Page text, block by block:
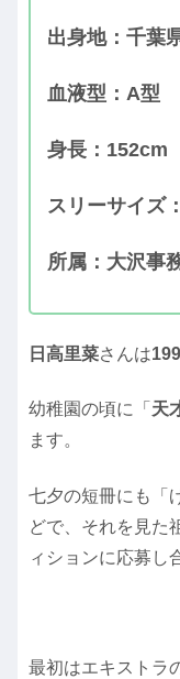
出身地：千葉
血液型：A型
身長：152cm
スリーサイズ
所属：大沢事
日高里菜さんは
幼稚園の頃に「 天
ます。
七夕の短冊にも「
どで、それを見た
ィションに応募し
最初はエキストラ